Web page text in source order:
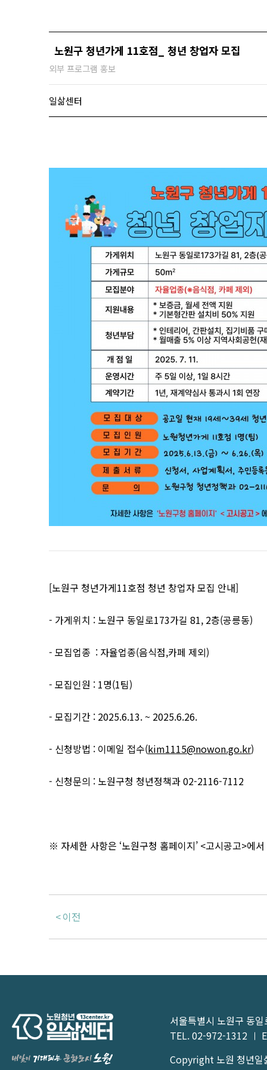
노원구 청년가게 11호점_ 청년 창업자 모집
외부 프로그램 홍보
일삶센터
[노원구 청년가게11호점 청년 창업자 모집 안내]
- 가게위치 : 노원구 동일로173가길 81, 2층(공릉동)
- 모집업종 : 자율업종(음식점,카페 제외)
- 모집인원 : 1명(1팀)
- 모집기간 : 2025.6.13. ~ 2025.6.26.
- 신청방법 : 이메일 접수(kim1115@nowon.go.kr)
- 신청문의 : 노원구청 청년정책과 02-2116-7112
※ 자세한 사항은 ‘노원구청 홈페이지’ <고시공고>에
이전
서울특별시 노원구 동
TEL.02-972-1312
Copyright 노원 청년